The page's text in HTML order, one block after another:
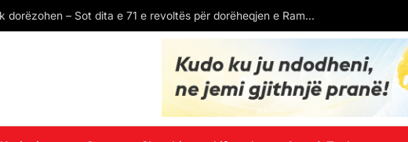
E diela sjell diell dhe temperatura të larta, por edhe reshje e shtrëngata në disa zona! Parashikimi i motit